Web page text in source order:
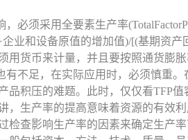
必须采用全要素生产率
业和设备原值的增加值)/[(基期资
用货币来计量，并且要按照通货膨
有不足，在实际应用时，必须慎重
品积压的难题。此时，仅仅看TFP
，生产率的提高意味着资源的有效
检查影响生产率的因素来确定生产